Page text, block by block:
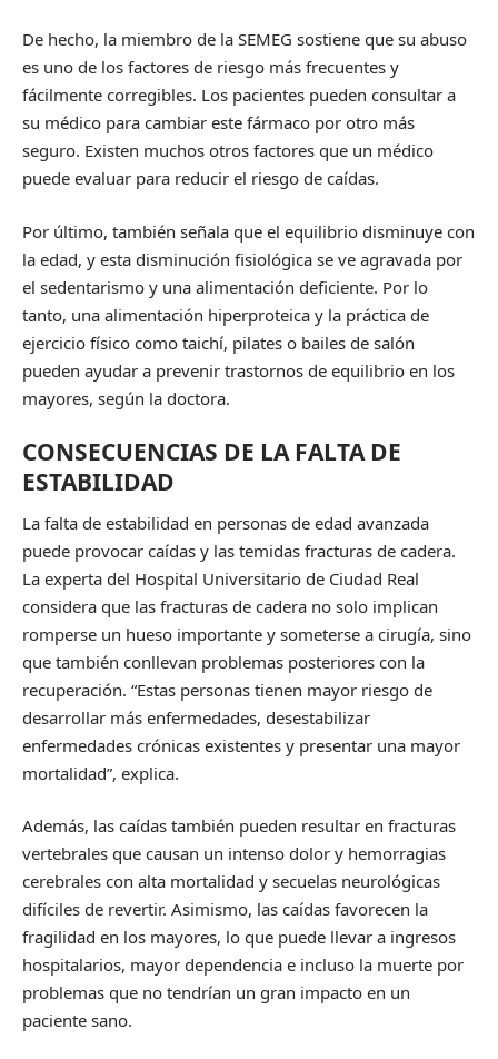
De hecho, la miembro de la SEMEG sostiene que su abuso
es uno de los factores de riesgo más frecuentes y
fácilmente corregibles. Los pacientes pueden consultar a
su médico para cambiar este fármaco por otro más
seguro. Existen muchos otros factores que un médico
puede evaluar para reducir el riesgo de caídas.
Por último, también señala que el equilibrio disminuye con
la edad, y esta disminución fisiológica se ve agravada por
el sedentarismo y una alimentación deficiente. Por lo
tanto, una alimentación hiperproteica y la práctica de
ejercicio físico como taichí, pilates o bailes de salón
pueden ayudar a prevenir trastornos de equilibrio en los
mayores, según la doctora.
CONSECUENCIAS DE LA FALTA DE
ESTABILIDAD
La falta de estabilidad en personas de edad avanzada
puede provocar caídas y las temidas fracturas de cadera.
La experta del Hospital Universitario de Ciudad Real
considera que las fracturas de cadera no solo implican
romperse un hueso importante y someterse a cirugía, sino
que también conllevan problemas posteriores con la
recuperación. “Estas personas tienen mayor riesgo de
desarrollar más enfermedades, desestabilizar
enfermedades crónicas existentes y presentar una mayor
mortalidad”, explica.
Además, las caídas también pueden resultar en fracturas
vertebrales que causan un intenso dolor y hemorragias
cerebrales con alta mortalidad y secuelas neurológicas
difíciles de revertir. Asimismo, las caídas favorecen la
fragilidad en los mayores, lo que puede llevar a ingresos
hospitalarios, mayor dependencia e incluso la muerte por
problemas que no tendrían un gran impacto en un
paciente sano.